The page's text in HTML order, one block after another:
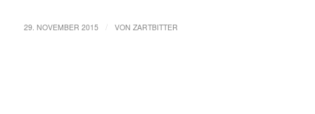
29. NOVEMBER 2015 VON ZARTBITTER